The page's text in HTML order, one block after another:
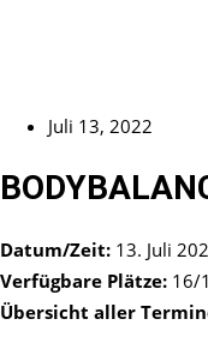
Juli 13, 2022
Datum/Zeit: 13. Juli
Verfügbare Plätze: 16/
Übersicht aller